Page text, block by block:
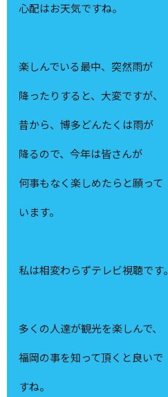
心配はお天気ですね。
楽しんでいる最中、突然雨が
降ったりすると、大変ですが、
昔から、博多どんたくは雨が
降るので、今年は皆さんが
何事もなく楽しめたらと願って
います。
私は相変わらずテレビ視聴です。
多くの人達が観光を楽しんで、
福岡の事を知って頂くと良いで
すね。